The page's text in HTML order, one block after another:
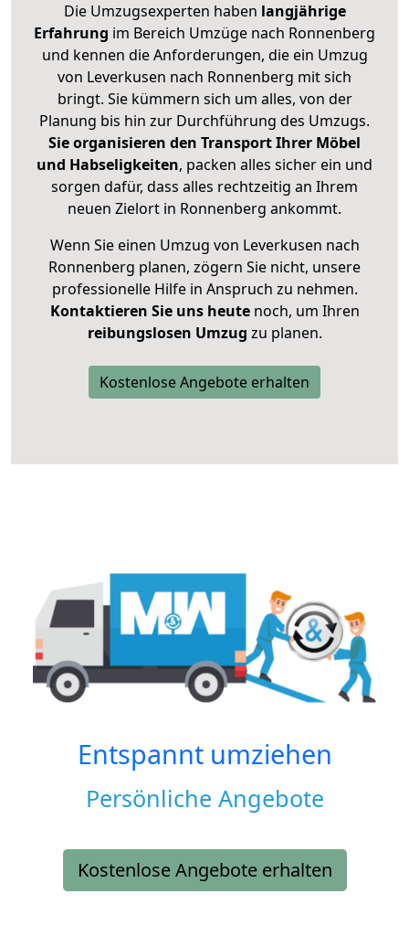
Die Umzugsexperten haben langjährige
Erfahrung im Bereich Umzüge nach Ronnenberg
und kennen die Anforderungen, die ein Umzug
von Leverkusen nach Ronnenberg mit sich
bringt. Sie kümmern sich um alles, von der
Planung bis hin zur Durchführung des Umzugs.
Sie organisieren den Transport Ihrer Möbel
und Habseligkeiten, packen alles sicher ein und
sorgen dafür, dass alles rechtzeitig an Ihrem
neuen Zielort in Ronnenberg ankommt.
Wenn Sie einen Umzug von Leverkusen nach
Ronnenberg planen, zögern Sie nicht, unsere
professionelle Hilfe in Anspruch zu nehmen.
Kontaktieren Sie uns heutenoch, um Ihren
reibungslosen Umzug zu planen.
Kostenlose Angebote erhalten
Entspannt umziehen
Persönliche Angebote
Kostenlose Angebote erhalten